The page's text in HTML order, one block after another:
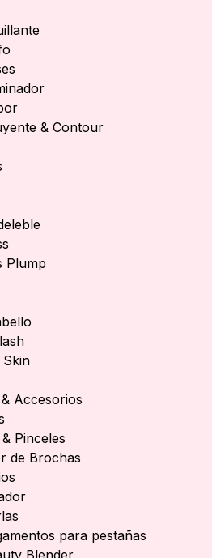
& Contour
Plump
Skin
Accesorios
Pinceles
de Brochas
para pestañas
Blender